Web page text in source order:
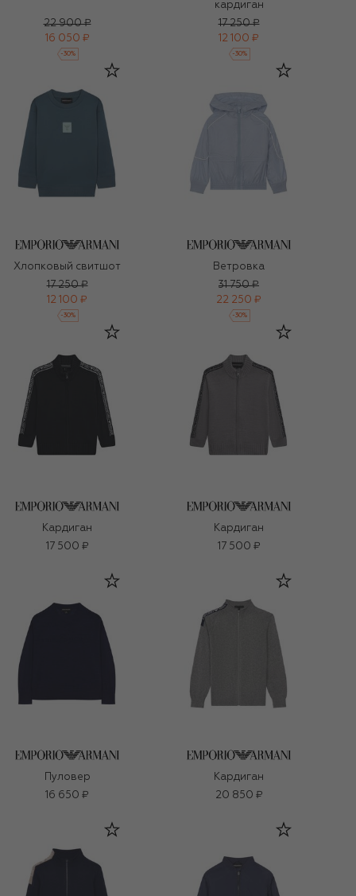
22 900 ₽
16 050 ₽
-30%
кардиган
17 250 ₽
12 100 ₽
-30%
Хлопковый свитшот
17 250 ₽
12 100 ₽
-30%
Ветровка
31 750 ₽
22 250 ₽
-30%
Кардиган
17 500 ₽
Кардиган
17 500 ₽
Пуловер
16 650 ₽
Кардиган
20 850 ₽